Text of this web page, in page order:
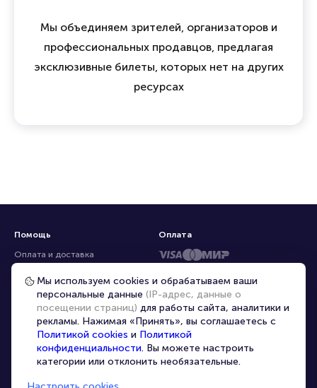
Мы объединяем зрителей, организаторов и
профессиональных продавцов, предлагая
эксклюзивные билеты, которых нет на других
ресурсах
Помощь
Оплата и доставка
Частые вопросы
Перепродажа билетов
Организаторам
Корпоративным клиентам
VIP-билеты
Оплата
Мы используем cookies и обрабатываем ваши
персональные данные (IP-адрес, данные о
посещении страниц) для работы сайта, аналитики и
рекламы. Нажимая «Принять», вы соглашаетесь с
Политикой cookies и Политикой
конфиденциальности. Вы можете настроить
категории или отклонить необязательные.